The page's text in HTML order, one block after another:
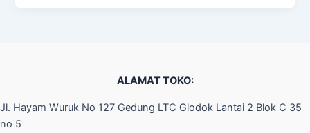
ALAMAT TOKO:
Jl. Hayam Wuruk No 127 Gedung LTC Glodok Lantai 2 Blok C 35
no 5